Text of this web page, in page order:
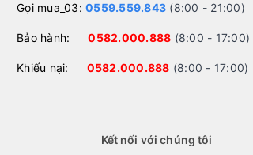
Gọi mua_03: 0559.559.843 (8:00 - 21:00)
Bảo hành:0582.000.888 (8:00 - 17:00)
Khiếu nại: 0582.000.888 (8:00 - 17:00)
Kết nối với chúng tôi